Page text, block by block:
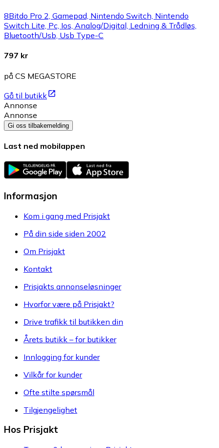
8Bitdo Pro 2, Gamepad, Nintendo Switch, Nintendo
Switch Lite, Pc, Ios, Analog/Digital, Ledning & Trådløs,
Bluetooth/Usb, Usb Type-C
797 kr
på CS MEGASTORE
Gå til butikk
Annonse
Annonse
Gi oss tilbakemelding
Last ned mobilappen
Informasjon
Kom i gang med Prisjakt
På din side siden 2002
Om Prisjakt
Kontakt
Prisjakts annonseløsninger
Hvorfor være på Prisjakt?
Drive trafikk til butikken din
Årets butikk – for butikker
Innlogging for kunder
Vilkår for kunder
Ofte stilte spørsmål
Tilgjengelighet
Hos Prisjakt